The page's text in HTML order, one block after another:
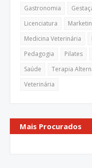
Gastronomia
Licenciatura
Medicina Veterinária
Pedagogia
Pilates
Saúde
Terapia
Veterinária
Mais Procurados